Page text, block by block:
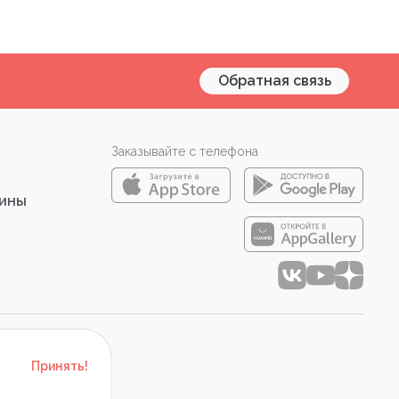
Обратная связь
Заказывайте с телефона
Принять!